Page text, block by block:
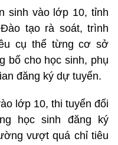
sinh vào lớp 10, tỉnh
tạo rà soát, trình
cụ thể từng cơ sở
bố cho học sinh, phụ
đăng ký dự tuyển.
lớp 10, thi tuyển đối
học sinh đăng ký
vượt quá chỉ tiêu